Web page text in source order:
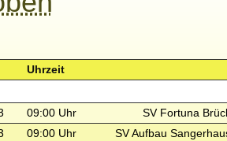
Uhrzeit
09:00 Uhr
SV Fortuna
09:00 Uhr
SV Aufbau